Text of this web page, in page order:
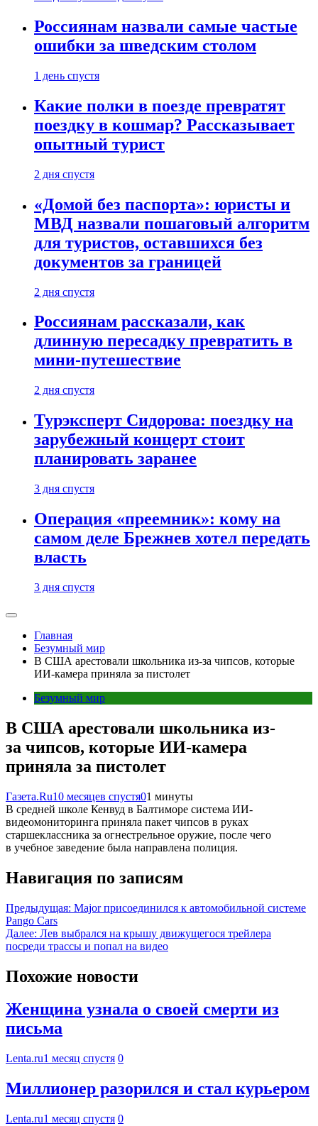
Россиянам назвали самые частые
ошибки за шведским столом
1 день спустя
Какие полки в поезде превратят
поездку в кошмар? Рассказывает
опытный турист
2 дня спустя
«Домой без паспорта»: юристы и
МВД назвали пошаговый алгоритм
для туристов, оставшихся без
документов за границей
2 дня спустя
Россиянам рассказали, как
длинную пересадку превратить в
мини-путешествие
2 дня спустя
Турэксперт Сидорова: поездку на
зарубежный концерт стоит
планировать заранее
3 дня спустя
Операция «преемник»: кому на
самом деле Брежнев хотел передать
власть
3 дня спустя
Главная
Безумный мир
В США арестовали школьника из-за чипсов, которые
ИИ-камера приняла за пистолет
Безумный мир
В США арестовали школьника из-
за чипсов, которые ИИ-камера
приняла за пистолет
Газета.Ru10 месяцев спустя01 минуты
В средней школе Кенвуд в Балтиморе система ИИ-
видеомониторинга приняла пакет чипсов в руках
старшеклассника за огнестрельное оружие, после чего
в учебное заведение была направлена полиция.
Навигация по записям
Предыдущая: Major присоединился к автомобильной системе
Pango Cars
Далее: Лев выбрался на крышу движущегося трейлера
посреди трассы и попал на видео
Похожие новости
Женщина узнала о своей смерти из
письма
Lenta.ru1 месяц спустя 0
Миллионер разорился и стал курьером
Lenta.ru1 месяц спустя 0